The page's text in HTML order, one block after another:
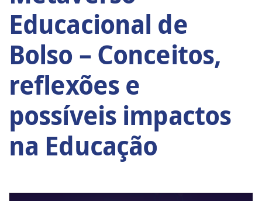
Educacional de
Bolso – Conceitos,
reflexões e
possíveis impactos
na Educação